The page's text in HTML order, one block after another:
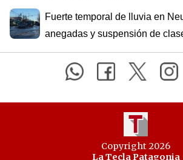
Fuerte temporal de lluvia en
anegadas y suspensión de
Copyright 2026
La Tecla Patagonia